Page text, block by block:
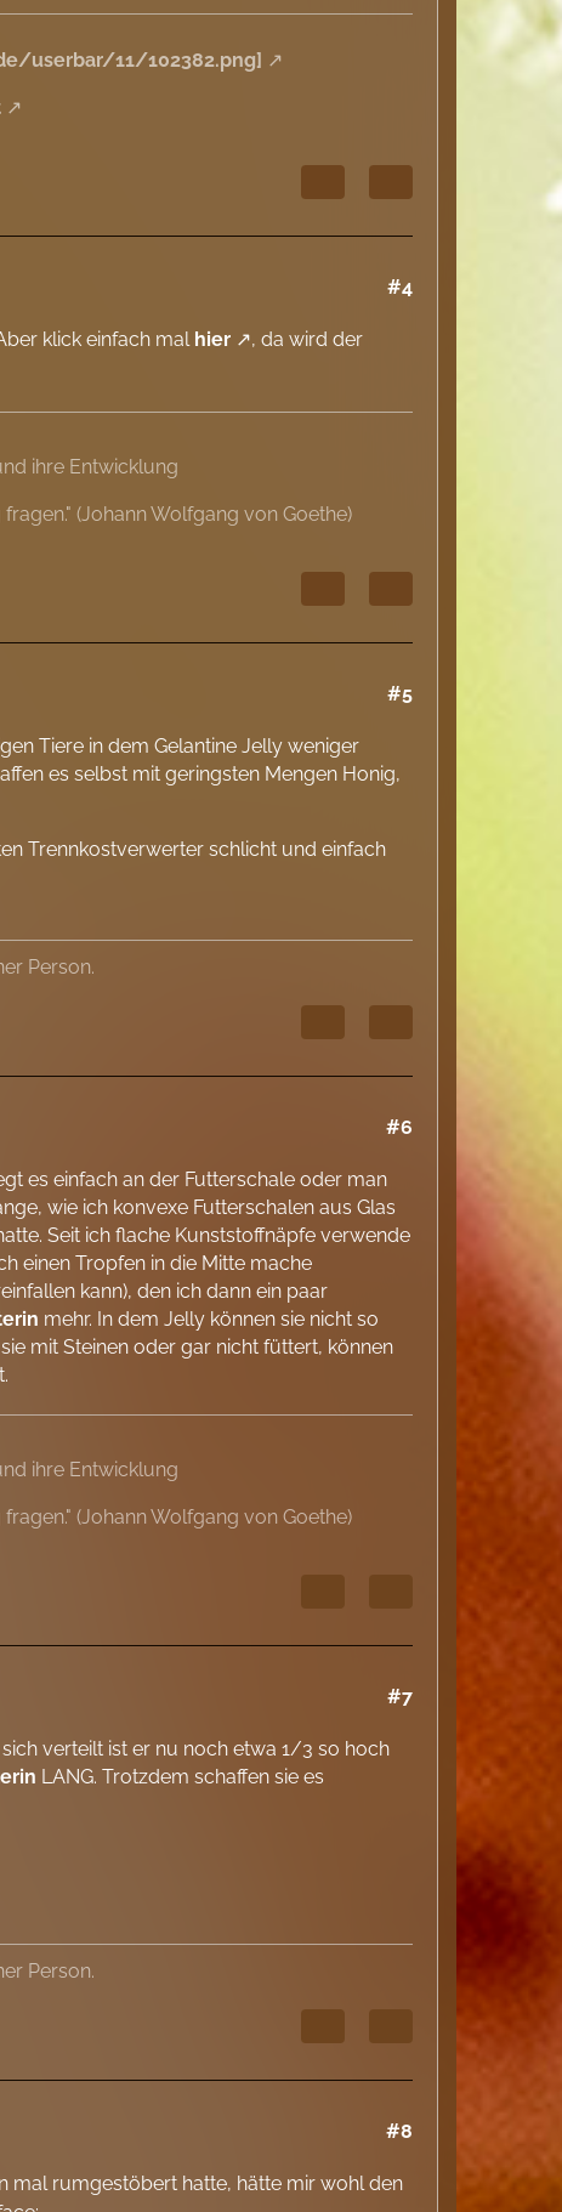
userbar/11/102382.png]
#4
klick einfach mal hier
, da wird der
ihre Entwicklung
(Johann Wolfgang von Goethe)
#5
Tiere in dem Gelantine Jelly weniger
es selbst mit geringsten Mengen Honig,
Trennkostverwerter schlicht und einfach
Person.
#6
es einfach an der Futterschale oder man
wie ich konvexe Futterschalen aus Glas
Seit ich flache Kunststoffnäpfe verwende
einen Tropfen in die Mitte mache
kann), den ich dann ein paar
mehr. In dem Jelly können sie nicht so
mit Steinen oder gar nicht füttert, können
ihre Entwicklung
(Johann Wolfgang von Goethe)
#7
verteilt ist er nu noch etwa 1/3 so hoch
LANG. Trotzdem schaffen sie es
Person.
#8
mal rumgestöbert hatte, hätte mir wohl den